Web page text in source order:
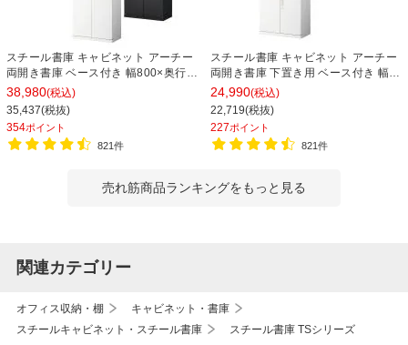
スチール書庫 キャビネット アーチー
両開き書庫 ベース付き 幅800×奥行
400×高さ1850mm
38,980(税込)
35,437(税抜)
354ポイント
821件
スチール書庫 キャビネット アーチー
両開き書庫 下置き用 ベース付き 幅
800×奥行400×高さ1100mm
24,990(税込)
22,719(税抜)
227ポイント
821件
売れ筋商品ランキングをもっと見る
関連カテゴリー
オフィス収納・棚
キャビネット・書庫
スチールキャビネット・スチール書庫
スチール書庫 TSシリーズ